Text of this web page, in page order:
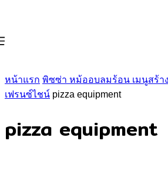
หน้าแรก พิซซ่า หม้ออบลมร้อน เมนูสร้า
เฟรนซ์ไชน์ pizza equipment
pizza equipment